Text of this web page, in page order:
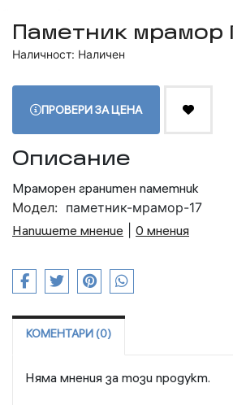
Паметник мрамор
Наличност: Наличен
ПРОВЕРИ ЗА ЦЕНА
Описание
Мраморен гранитен паметник
Модел: паметник-мрамор-17
Напишете мнение
0 мнения
КОМЕНТАРИ (0)
Няма мнения за този продукт.